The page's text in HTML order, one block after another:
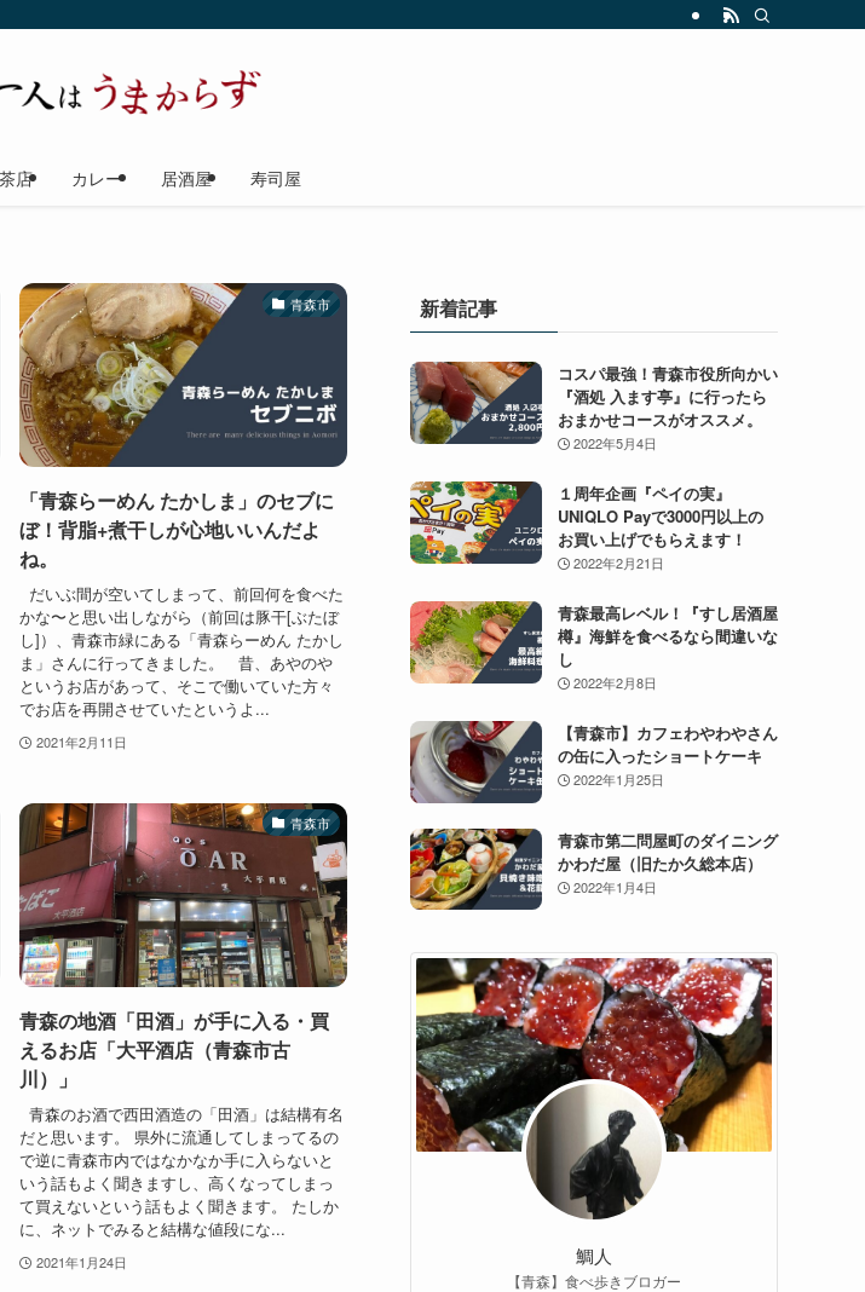
店 カレー 居酒屋 寿司屋
青森市
「青森らーめん たかしま」のセブに
ぼ！背脂+煮干しが心地いいんだよ
ね。
だいぶ間が空いてしまって、前回何を食べた
かな〜と思い出しながら（前回は豚干[ぶたぼ
し]）、青森市緑にある「青森らーめん たかし
ま」さんに行ってきました。 昔、あやのや
というお店があって、そこで働いていた方々
でお店を再開させていたというよ...
2021年2月11日
青森市
青森の地酒「田酒」が手に入る・買
えるお店「大平酒店（青森市古
川）」
青森のお酒で西田酒造の「田酒」は結構有名
だと思います。 県外に流通してしまってるの
で逆に青森市内ではなかなか手に入らないと
いう話もよく聞きますし、高くなってしまっ
て買えないという話もよく聞きます。 たしか
に、ネットでみると結構な値段にな...
2021年1月24日
新着記事
コスパ最強！青森市役所向かい
『酒処 入ます亭』に行ったら
おまかせコースがオススメ。
2022年5月4日
１周年企画『ペイの実』
UNIQLO Payで3000円以上の
お買い上げでもらえます！
2022年2月21日
青森最高レベル！『すし居酒屋
樽』海鮮を食べるなら間違いな
し
2022年2月8日
【青森市】カフェわやわやさん
の缶に入ったショートケーキ
2022年1月25日
青森市第二問屋町のダイニング
かわだ屋（旧たか久総本店）
2022年1月4日
鯛人
【青森】食べ歩きブロガー